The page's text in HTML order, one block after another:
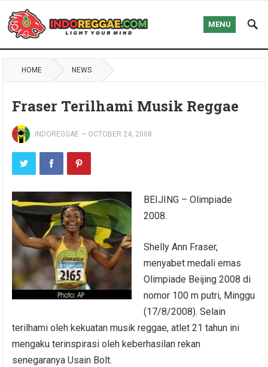
MENU
HOME NEWS
Fraser Terilhami Musik Reggae
INDOREGGAE — OCTOBER 24, 2008
BEIJING – Olimpiade
2008.
Shelly Ann Fraser,
menyabet medali emas
Olimpiade Beijing 2008 di
nomor 100 m putri, Minggu
(17/8/2008). Selain
terilhami oleh kekuatan musik reggae, atlet 21 tahun ini
mengaku terinspirasi oleh keberhasilan rekan
senegaranya Usain Bolt.